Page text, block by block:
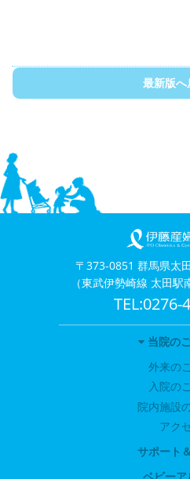
最新版へ
〒373-0851 群馬県太
（東武伊勢崎線 太田駅
TEL:0276-
当院の
外来の
入院の
院内施設
アク
サポート